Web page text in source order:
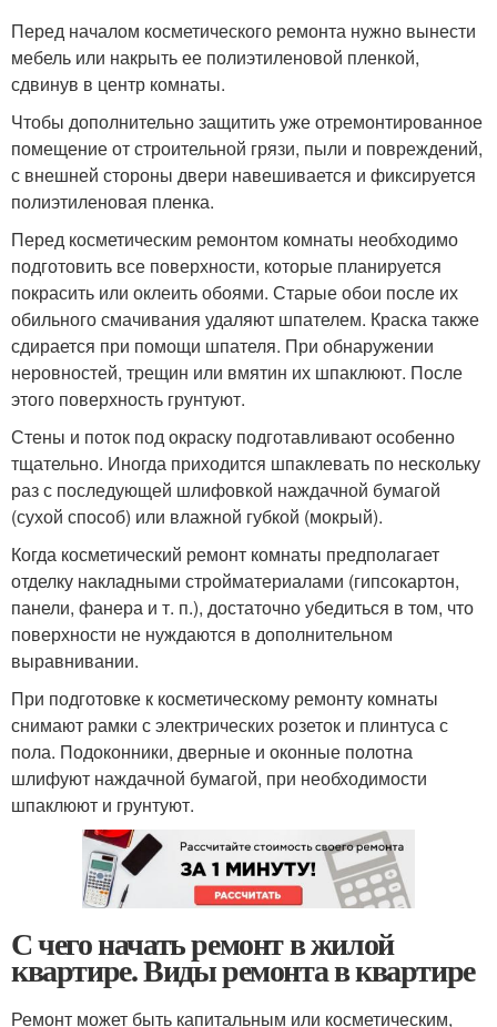
Перед началом косметического ремонта нужно вынести
мебель или накрыть ее полиэтиленовой пленкой,
сдвинув в центр комнаты.
Чтобы дополнительно защитить уже отремонтированное
помещение от строительной грязи, пыли и повреждений,
с внешней стороны двери навешивается и фиксируется
полиэтиленовая пленка.
Перед косметическим ремонтом комнаты необходимо
подготовить все поверхности, которые планируется
покрасить или оклеить обоями. Старые обои после их
обильного смачивания удаляют шпателем. Краска также
сдирается при помощи шпателя. При обнаружении
неровностей, трещин или вмятин их шпаклюют. После
этого поверхность грунтуют.
Стены и поток под окраску подготавливают особенно
тщательно. Иногда приходится шпаклевать по нескольку
раз с последующей шлифовкой наждачной бумагой
(сухой способ) или влажной губкой (мокрый).
Когда косметический ремонт комнаты предполагает
отделку накладными стройматериалами (гипсокартон,
панели, фанера и т. п.), достаточно убедиться в том, что
поверхности не нуждаются в дополнительном
выравнивании.
При подготовке к косметическому ремонту комнаты
снимают рамки с электрических розеток и плинтуса с
пола. Подоконники, дверные и оконные полотна
шлифуют наждачной бумагой, при необходимости
шпаклюют и грунтуют.
С чего начать ремонт в жилой
квартире. Виды ремонта в квартире
Ремонт может быть капитальным или косметическим,